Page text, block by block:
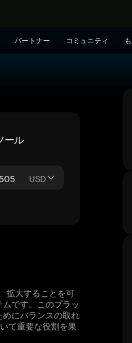
パートナー コミュニティ
ール
USD
拡大することを可
です。このプラッ
にバランスの取れ
て重要な役割を果